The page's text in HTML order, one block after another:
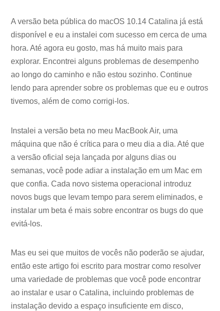
A versão beta pública do macOS 10.14 Catalina já está
disponível e eu a instalei com sucesso em cerca de uma
hora. Até agora eu gosto, mas há muito mais para
explorar. Encontrei alguns problemas de desempenho
ao longo do caminho e não estou sozinho. Continue
lendo para aprender sobre os problemas que eu e outros
tivemos, além de como corrigi-los.
Instalei a versão beta no meu MacBook Air, uma
máquina que não é crítica para o meu dia a dia. Até que
a versão oficial seja lançada por alguns dias ou
semanas, você pode adiar a instalação em um Mac em
que confia. Cada novo sistema operacional introduz
novos bugs que levam tempo para serem eliminados, e
instalar um beta é mais sobre encontrar os bugs do que
evitá-los.
Mas eu sei que muitos de vocês não poderão se ajudar,
então este artigo foi escrito para mostrar como resolver
uma variedade de problemas que você pode encontrar
ao instalar e usar o Catalina, incluindo problemas de
instalação devido a espaço insuficiente em disco,